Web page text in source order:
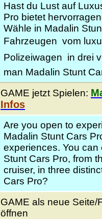
Hast du Lust auf
Pro bietet
Wähle in Madalin
Fahrzeugen  vom
Polizeiwagen  in
man Madalin Stunt
GAME jetzt Spielen:
Infos
Are you open to
Madalin Stunt Cars
experiences. You
Stunt Cars Pro, from
cruiser, in three
Cars Pro?
GAME als neue
öffnen